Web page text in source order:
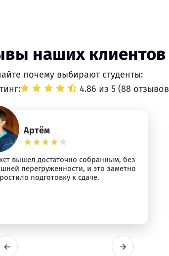
наших клиентов
почему выбирают студенты:
4.86 из 5 (88 отзывов
Артём
вышел достаточно собранным, без
перегруженности, и это заметно
подготовку к сдаче.